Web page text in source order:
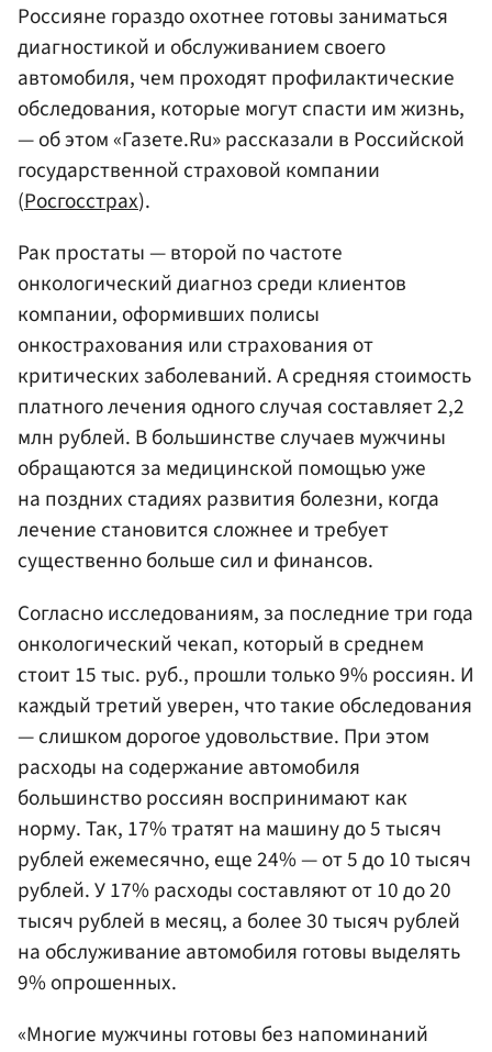
Россияне гораздо охотнее готовы заниматься
диагностикой и обслуживанием своего
автомобиля, чем проходят профилактические
обследования, которые могут спасти им жизнь,
— об этом «Газете.Ru» рассказали в Российской
государственной страховой компании
(Росгосстрах).
Рак простаты — второй по частоте
онкологический диагноз среди клиентов
компании, оформивших полисы
онкострахования или страхования от
критических заболеваний. А средняя стоимость
платного лечения одного случая составляет 2,2
млн рублей. В большинстве случаев мужчины
обращаются за медицинской помощью уже
на поздних стадиях развития болезни, когда
лечение становится сложнее и требует
существенно больше сил и финансов.
Согласно исследованиям, за последние три года
онкологический чекап, который в среднем
стоит 15 тыс. руб., прошли только 9% россиян. И
каждый третий уверен, что такие обследования
— слишком дорогое удовольствие. При этом
расходы на содержание автомобиля
большинство россиян воспринимают как
норму. Так, 17% тратят на машину до 5 тысяч
рублей ежемесячно, еще 24% — от 5 до 10 тысяч
рублей. У 17% расходы составляют от 10 до 20
тысяч рублей в месяц, а более 30 тысяч рублей
на обслуживание автомобиля готовы выделять
9% опрошенных.
«Многие мужчины готовы без напоминаний